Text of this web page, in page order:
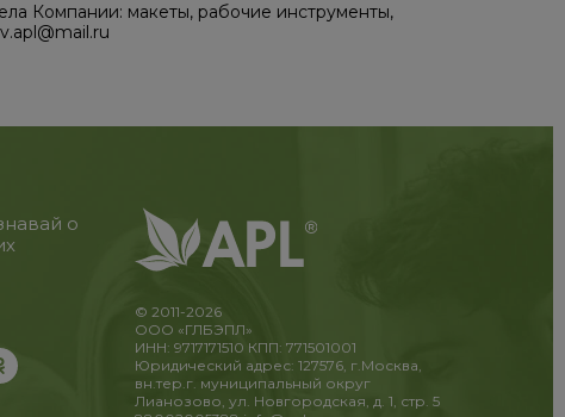
Компании: макеты, рабочие инструменты,
о
© 2011-2026
ООО «ГЛБЭПЛ»
ИНН: 9717171510 КПП: 771501001
Юридический адрес: 127576, г.Москва,
вн.тер.г. муниципальный округ
Лианозово, ул. Новгородская, д. 1, стр. 5